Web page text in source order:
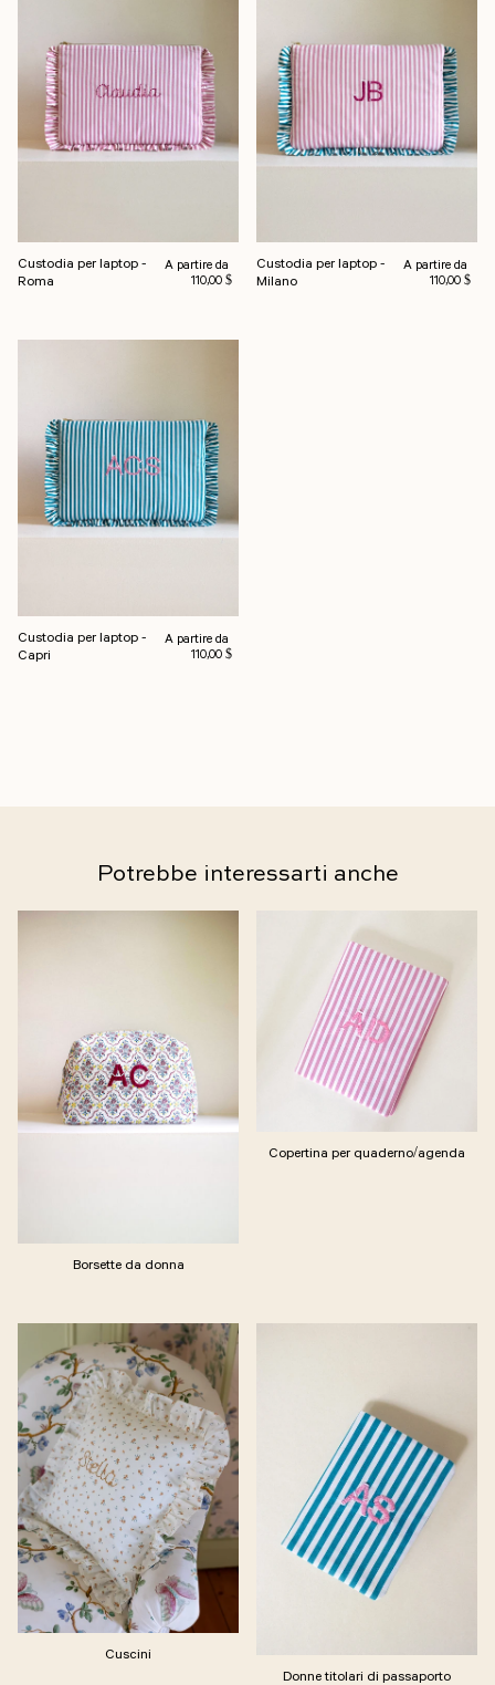
Custodia per laptop -
Roma
Prezzo normale
A partire da
110,00 $
Custodia per laptop -
Milano
Prezzo normale
A partire da
110,00 $
Custodia per laptop -
Capri
Prezzo normale
A partire da
110,00 $
Potrebbe interessarti anche
Borsette da donna
Copertina per quaderno/agenda
Cuscini
Donne titolari di passaporto